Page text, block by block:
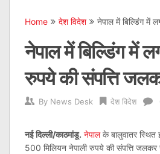
Home देश विदेश नेपाल में बिल्डिंग में
नेपाल में बिल्डिंग में
रुपये की संपत्ति
By News Desk देश विदेश
नई दिल्‍ली/काठमांडू. नेपालके बालुवातर स्थित
500 मिलियन नेपाली रुपये की संपत्ति